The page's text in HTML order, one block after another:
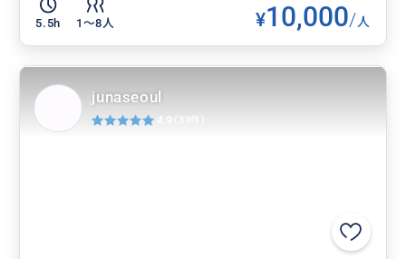
5.5h 1〜8人 ¥10,000/人
junaseoul
4.9 (39件)